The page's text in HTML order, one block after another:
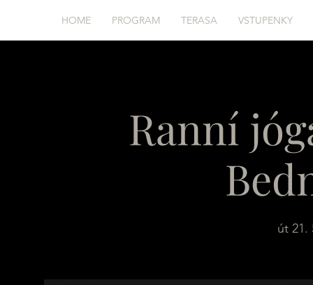
HOME PROGRAM TERASA VSTUPENKY
Ranní
út 21.